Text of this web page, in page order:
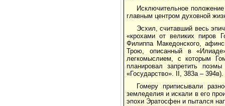
Исключительное
главным центром духовной
Эсхил, считавший весь
«крохами от великих пиров
Филиппа Македонского,
Трою, описанный в
легкомыслием, с которым
планировал запретить
«Государство». II, 383а – 394в).
Гомеру приписывали
земледелия и искали в его
эпохи Эратосфен и пытался